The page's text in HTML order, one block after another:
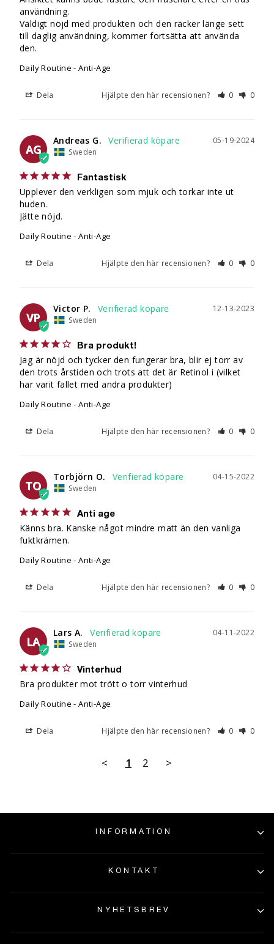
användning.
Väldigt nöjd med produkten och den räcker länge sett
till daglig användning, kommer fortsätta att använda
den.
Daily Routine - Anti-Age
Dela Hjälpte den här recensionen? 0 0
AG
05-19-2024
Andreas G.
Sweden
Fantastisk
Upplever den verkligen som mjuk och torkar inte ut
huden.
Jätte nöjd.
Daily Routine - Anti-Age
Dela Hjälpte den här recensionen? 0 0
VP
12-13-2023
Victor P.
Sweden
Bra produkt!
Jag är nöjd och tycker den fungerar bra, blir ej torr av
den trots årstiden och trots att det är Retinol i (vilket
har varit fallet med andra produkter)
Daily Routine - Anti-Age
Dela Hjälpte den här recensionen? 0 0
TO
04-15-2022
Torbjörn O.
Sweden
Anti age
Känns bra. Kanske något mindre matt än den vanliga
fuktkrämen.
Daily Routine - Anti-Age
Dela Hjälpte den här recensionen? 0 0
LA
04-11-2022
Lars A.
Sweden
Vinterhud
Bra produkter mot trött o torr vinterhud
Daily Routine - Anti-Age
Dela Hjälpte den här recensionen? 0 0
< 1 2 >
INFORMATION
KONTAKT
NYHETSBREV